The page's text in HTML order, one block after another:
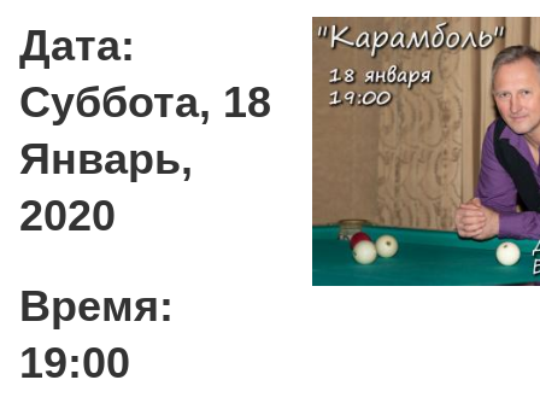
Дата:
Суббота, 18
Январь,
2020
Время:
19:00